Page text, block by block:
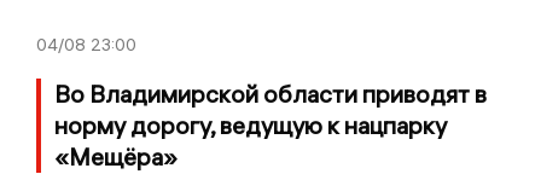
04/08 23:00
Во Владимирской области приводят в
норму дорогу, ведущую к нацпарку
«Мещёра»